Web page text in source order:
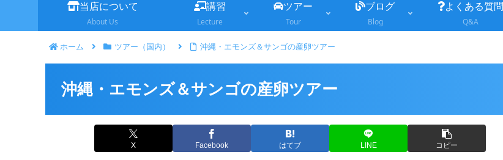
当店について
About Us
講習
Lecture
ツアー
Tour
ブログ
Blog
よくある質問
Q&A
ホーム ツアー（国内） 沖縄・エモンズ＆サンゴの産卵ツアー
沖縄・エモンズ＆サンゴの産卵ツアー
X Facebook はてブ LINE コピー